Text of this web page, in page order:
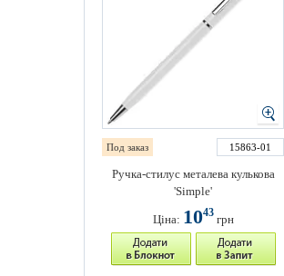
Под заказ 15863-01
Ручка-стилус металева кулькова
'Simple'
Ціна: 1043грн